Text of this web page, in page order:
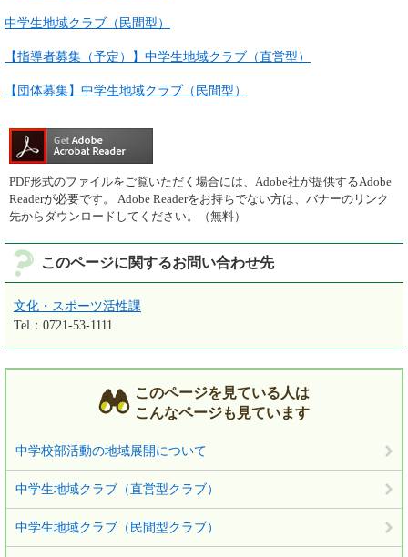
中学生地域クラブ（民間型）
【指導者募集（予定）】中学生地域クラブ（直営型）
【団体募集】中学生地域クラブ（民間型）
PDF形式のファイルをご覧いただく場合には、Adobe社が提供するAdobe
Readerが必要です。
Adobe Readerをお持ちでない方は、バナーのリンク
先からダウンロードしてください。（無料）
このページに関するお問い合わせ先
文化・スポーツ活性課
Tel：0721-53-1111
このページを見ている人は
こんなページも見ています
中学校部活動の地域展開について
中学生地域クラブ（直営型クラブ）
中学生地域クラブ（民間型クラブ）